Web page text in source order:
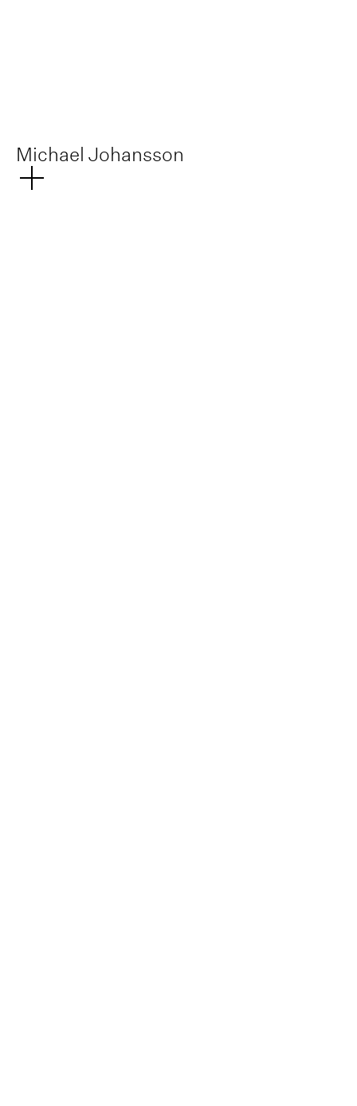
Michael Johansson